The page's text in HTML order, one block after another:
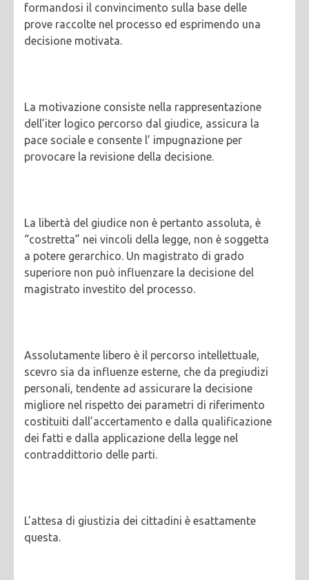
formandosi il convincimento sulla base delle
prove raccolte nel processo ed esprimendo una
decisione motivata.
La motivazione consiste nella rappresentazione
dell’iter logico percorso dal giudice, assicura la
pace sociale e consente l’ impugnazione per
provocare la revisione della decisione.
La libertà del giudice non è pertanto assoluta, è
“costretta” nei vincoli della legge, non è soggetta
a potere gerarchico. Un magistrato di grado
superiore non può influenzare la decisione del
magistrato investito del processo.
Assolutamente libero è il percorso intellettuale,
scevro sia da influenze esterne, che da pregiudizi
personali, tendente ad assicurare la decisione
migliore nel rispetto dei parametri di riferimento
costituiti dall’accertamento e dalla qualificazione
dei fatti e dalla applicazione della legge nel
contraddittorio delle parti.
L’attesa di giustizia dei cittadini è esattamente
questa.